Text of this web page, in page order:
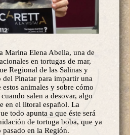
Marina Elena Abella, una de
en tortugas de mar,
Regional de las Salinas y
del Pinatar para impartir una
animales y sobre cómo
salen a desovar, algo
en el litoral español. La
todo apunta a que éste será
de tortuga boba, que ya
en la Región.